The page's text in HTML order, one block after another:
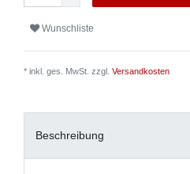
Wunschliste
* inkl. ges. MwSt. zzgl. Versandkosten
Beschreibung